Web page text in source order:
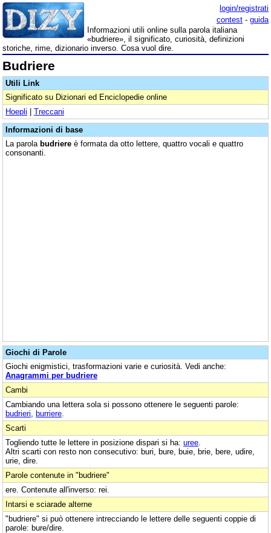
login/registrati
contest - guida
Informazioni utili online sulla parola italiana
«budriere», il significato, curiosità, definizioni
storiche, rime, dizionario inverso. Cosa vuol dire.
Budriere
Utili Link
Significato su Dizionari ed Enciclopedie online
Hoepli | Treccani
Informazioni di base
La parola budriere è formata da otto lettere, quattro vocali e quattro
consonanti.
Giochi di Parole
Giochi enigmistici, trasformazioni varie e curiosità. Vedi anche:
Anagrammi per budriere
Cambi
Cambiando una lettera sola si possono ottenere le seguenti parole:
budrieri burriere
Scarti
Togliendo tutte le lettere in posizione dispari si ha: uree
Altri scarti con resto non consecutivo: buri, bure, buie, brie, bere, udire,
urie, dire.
Parole contenute in "budriere"
ere. Contenute all'inverso: rei.
Intarsi e sciarade alterne
"budriere" si può ottenere intrecciando le lettere delle seguenti coppie di
parole: bure/dire.